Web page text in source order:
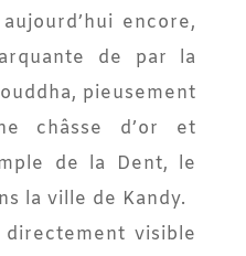
encore,
de par la
pieusement
châsse d’or et
de la Dent, le
la ville de Kandy.
directement visible